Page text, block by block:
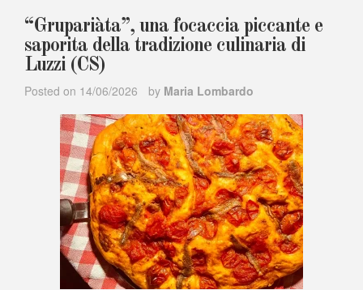
“Grupariàta”, una focaccia piccante e
saporita della tradizione culinaria di
Luzzi (CS)
Posted on 14/06/2026 by Maria Lombardo